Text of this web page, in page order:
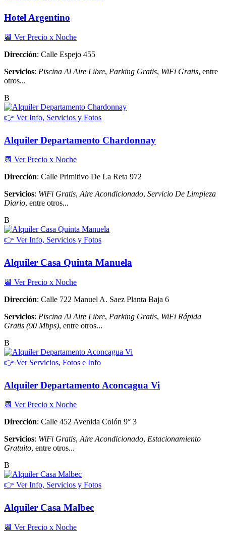
Hotel Argentino
📆 Ver Precio x Noche
Dirección: Calle Espejo 455
Servicios: Piscina Al Aire Libre, Parking Gratis, WiFi Gratis, entre
otros...
B
👉 Ver Info, Servicios y Fotos
Alquiler Departamento Chardonnay
📆 Ver Precio x Noche
Dirección: Calle Primitivo De La Reta 972
Servicios: WiFi Gratis, Aire Acondicionado, Servicio De Limpieza
Diario, entre otros...
B
👉 Ver Info, Servicios y Fotos
Alquiler Casa Quinta Manuela
📆 Ver Precio x Noche
Dirección: Calle 722 Manuel A. Saez Planta Baja 6
Servicios: Piscina Al Aire Libre, Parking Gratis, WiFi Rápida
Gratis (90 Mbps), entre otros...
B
👉 Ver Servicios, Fotos e Info
Alquiler Departamento Aconcagua Vi
📆 Ver Precio x Noche
Dirección: Calle 452 Avenida Colón 9° 3
Servicios: WiFi Gratis, Aire Acondicionado, Estacionamiento
Gratuito, entre otros...
B
👉 Ver Info, Servicios y Fotos
Alquiler Casa Malbec
📆 Ver Precio x Noche